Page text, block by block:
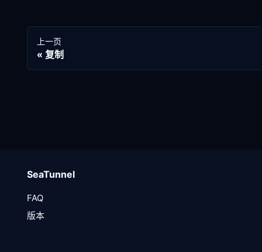
上一页
复制
SeaTunnel
FAQ
版本